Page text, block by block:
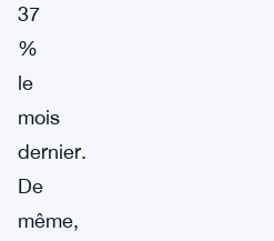
37
%
le
mois
dernier.
De
même,